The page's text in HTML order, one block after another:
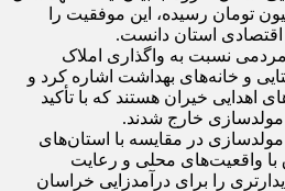
۱ میلیارد و ۴۰۰ میلیون تومان رسیده، این موفقیت را
اقتصادی استان دانست.
مردمی نسبت به واگذاری املاک
و خانه‌های بهداشت اشاره کرد و
اهدایی خیران هستند که با تأکید
مولدسازی خارج شدند.
در مقایسه با استان‌های
با واقعیت‌های محلی و رعایت
را برای درآمدزایی خراسان